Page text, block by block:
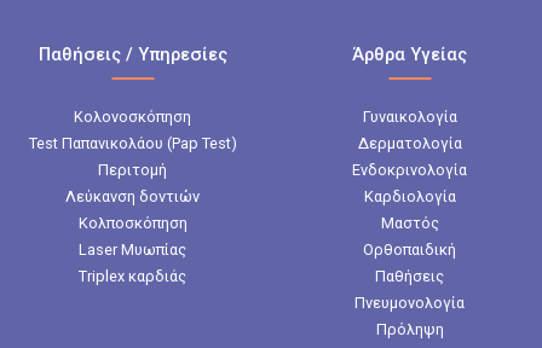
Παθήσεις / Υπηρεσίες
Κολονοσκόπηση
Test Παπανικολάου (Pap Test)
Περιτομή
Λεύκανση δοντιών
Κολποσκόπηση
Laser Μυωπίας
Triplex καρδιάς
Άρθρα Υγείας
Γυναικολογία
Δερματολογία
Ενδοκρινολογία
Καρδιολογία
Μαστός
Ορθοπαιδική
Παθήσεις
Πνευμονολογία
Πρόληψη